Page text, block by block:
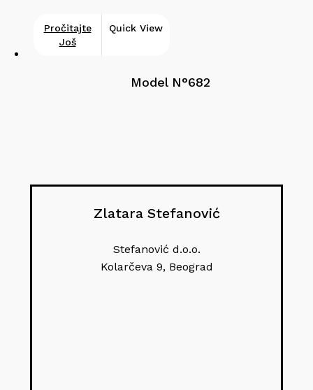
Pročitajte
Još
Quick View
Model N°682
Zlatara Stefanović
Stefanović d.o.o.
Kolarčeva 9, Beograd